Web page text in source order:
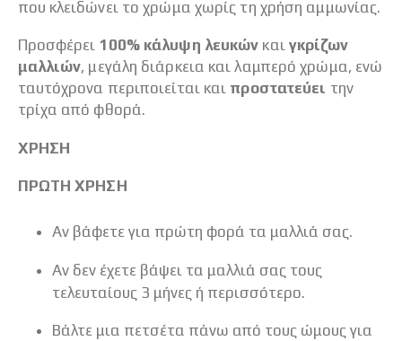
που κλειδώνει το χρώμα χωρίς τη χρήση αμμωνίας.
Προσφέρει 100% κάλυψη λευκών και γκρίζων
μαλλιών, μεγάλη διάρκεια και λαμπερό χρώμα, ενώ
ταυτόχρονα περιποιείται και προστατεύει την
τρίχα από φθορά.
ΧΡΗΣΗ
ΠΡΩΤΗ ΧΡΗΣΗ
Αν βάφετε για πρώτη φορά τα μαλλιά σας.
Αν δεν έχετε βάψει τα μαλλιά σας τους
τελευταίους 3 μήνες ή περισσότερο.
Βάλτε μια πετσέτα πάνω από τους ώμους για